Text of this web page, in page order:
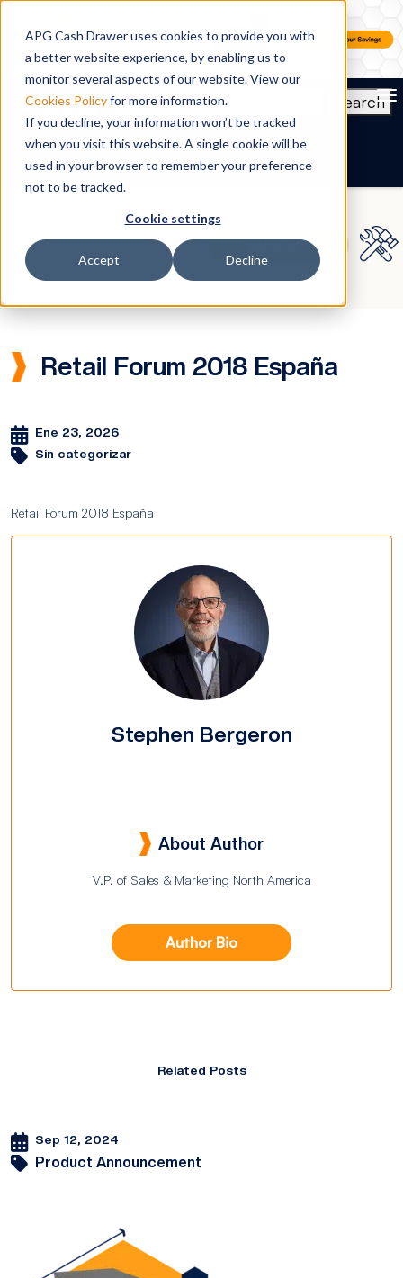
APG Cash Drawer uses cookies to provide you with
a better website experience, by enabling us to
monitor several aspects of our website. View our
Cookies Policyfor more information.
If you decline, your information won’t be tracked
when you visit this website. A single cookie will be
used in your browser to remember your preference
not to be tracked.
Cookie settings
Accept Decline
Search
ES
Retail Forum 2018 España
Ene 23, 2026
Sin categorizar
Retail Forum 2018 España
Stephen Bergeron
About Author
V.P. of Sales & Marketing North America
Author Bio
Related Posts
Sep 12, 2024
Product Announcement